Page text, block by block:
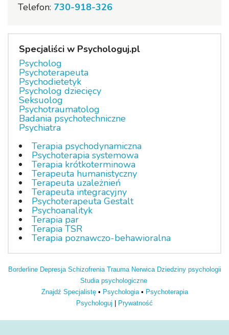
Telefon: 730-918-326
Specjaliści w Psychologuj.pl
Psycholog
Psychoterapeuta
Psychodietetyk
Psycholog dziecięcy
Seksuolog
Psychotraumatolog
Badania psychotechniczne
Psychiatra
Terapia psychodynamiczna
Psychoterapia systemowa
Terapia krótkoterminowa
Terapeuta humanistyczny
Terapeuta uzależnień
Terapeuta integracyjny
Psychoterapeuta Gestalt
Psychoanalityk
Terapia par
Terapia TSR
Terapia poznawczo-behawioralna
Borderline Depresja Schizofrenia Trauma Nerwica Dziedziny psychologii
Studia psychologiczne
Znajdź Specjalistę• Psychologia• Psychoterapia
Psychologuj
Prywatność